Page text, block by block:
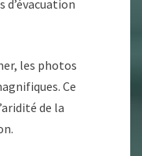
d’évacuation
les photos
Ce
de la